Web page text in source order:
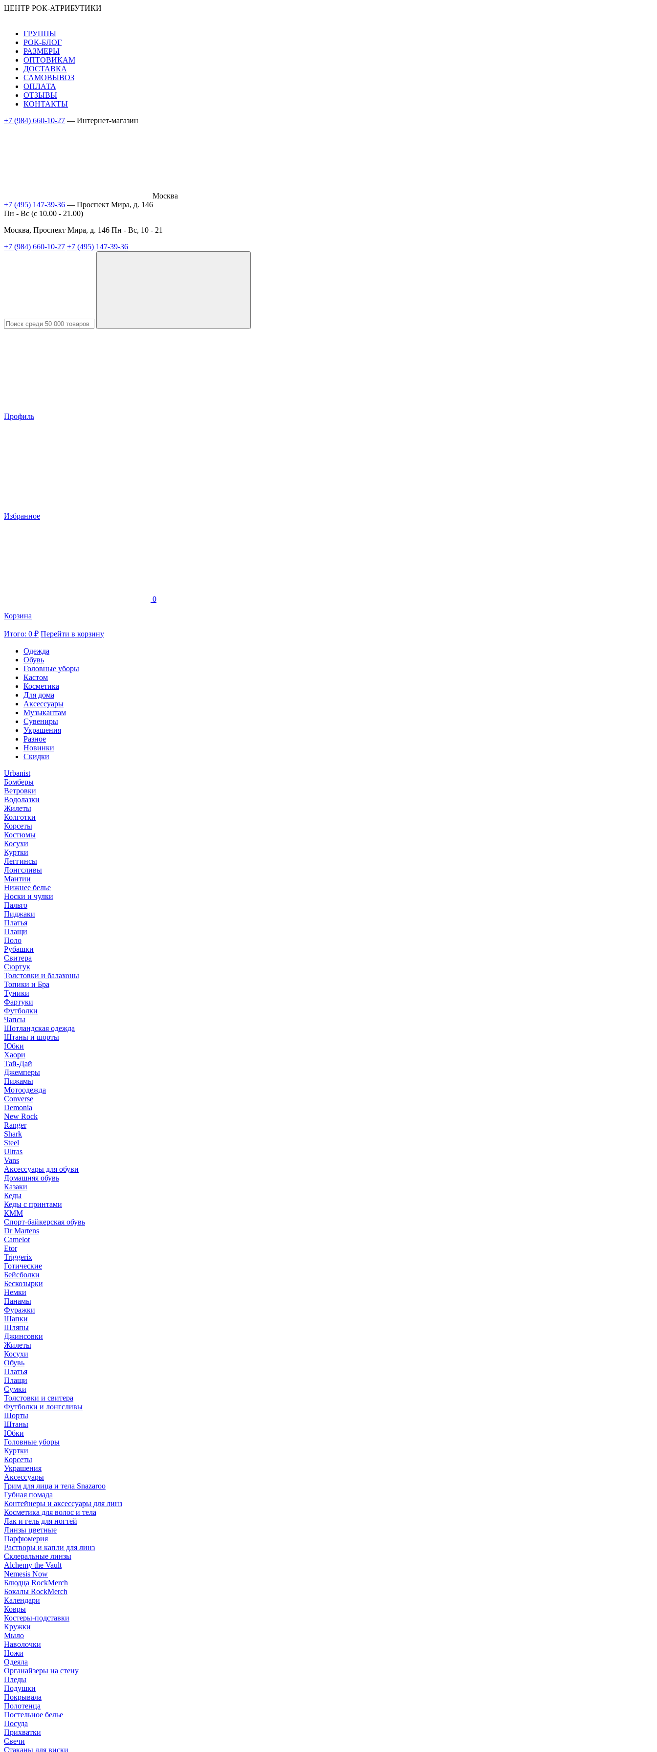
ЦЕНТР РОК-АТРИБУТИКИ
ГРУППЫ
РОК-БЛОГ
РАЗМЕРЫ
ОПТОВИКАМ
ДОСТАВКА
САМОВЫВОЗ
ОПЛАТА
ОТЗЫВЫ
КОНТАКТЫ
+7 (984) 660-10-27 — Интернет-магазин
Москва
+7 (495) 147-39-36 — Проспект Мира, д. 146
Пн - Вс (c 10.00 - 21.00)
Москва, Проспект Мира, д. 146 Пн - Вс, 10 - 21
+7 (984) 660-10-27 +7 (495) 147-39-36
Профиль
Избранное
0
Корзина
Итого: 0 ₽ Перейти в корзину
Одежда
Обувь
Головные уборы
Кастом
Косметика
Для дома
Аксессуары
Музыкантам
Сувениры
Украшения
Разное
Новинки
Скидки
Urbanist
Бомберы
Ветровки
Водолазки
Жилеты
Колготки
Корсеты
Костюмы
Косухи
Куртки
Леггинсы
Лонгсливы
Мантии
Нижнее белье
Носки и чулки
Пальто
Пиджаки
Платья
Плащи
Поло
Рубашки
Свитера
Сюртук
Толстовки и балахоны
Топики и Бра
Туники
Фартуки
Футболки
Чапсы
Шотландская одежда
Штаны и шорты
Юбки
Хаори
Тай-Дай
Джемперы
Пижамы
Мотоодежда
Converse
Demonia
New Rock
Ranger
Shark
Steel
Ultras
Vans
Аксессуары для обуви
Домашняя обувь
Казаки
Кеды
Кеды с принтами
КММ
Спорт-байкерская обувь
Dr Martens
Camelot
Etor
Triggerix
Готические
Бейсболки
Бескозырки
Немки
Панамы
Фуражки
Шапки
Шляпы
Джинсовки
Жилеты
Косухи
Обувь
Платья
Плащи
Сумки
Толстовки и свитера
Футболки и лонгсливы
Шорты
Штаны
Юбки
Головные уборы
Куртки
Корсеты
Украшения
Аксессуары
Грим для лица и тела Snazaroo
Губная помада
Контейнеры и аксессуары для линз
Косметика для волос и тела
Лак и гель для ногтей
Линзы цветные
Парфюмерия
Растворы и капли для линз
Склеральные линзы
Alchemy the Vault
Nemesis Now
Блюдца RockMerch
Бокалы RockMerch
Календари
Ковры
Костеры-подставки
Кружки
Мыло
Наволочки
Ножи
Одеяла
Органайзеры на стену
Пледы
Подушки
Покрывала
Полотенца
Постельное белье
Посуда
Прихватки
Свечи
Стаканы для виски